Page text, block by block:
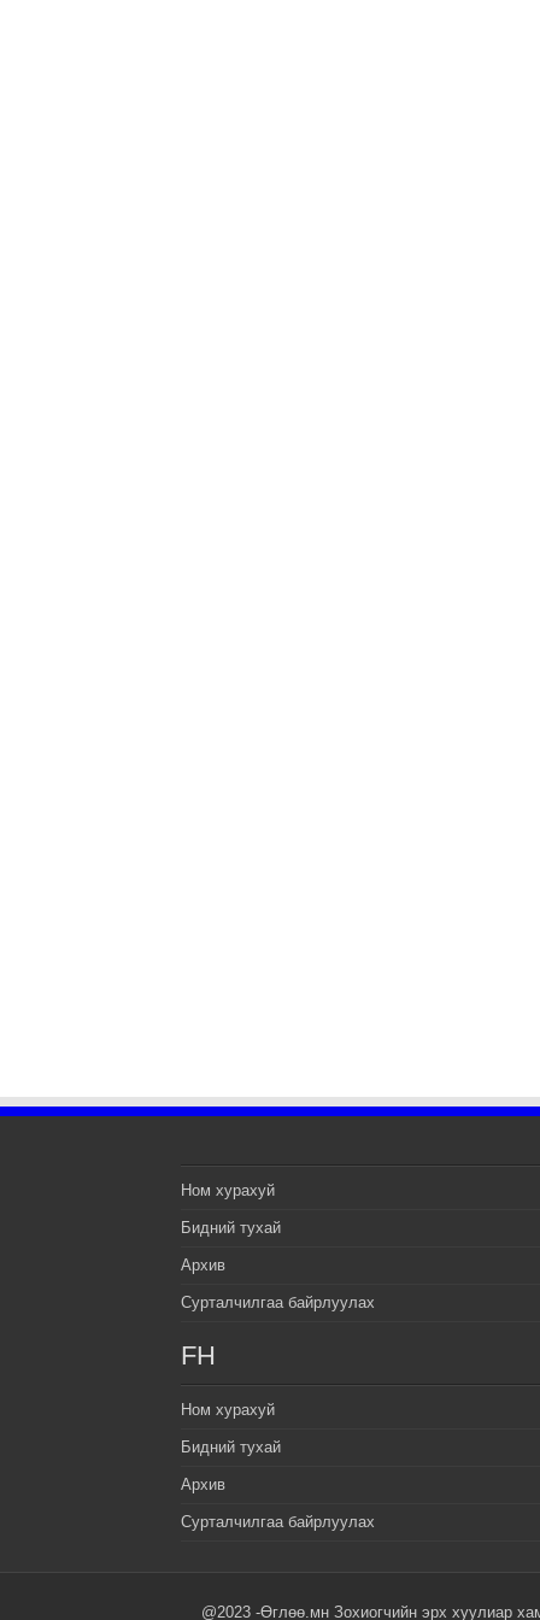
Ном хурахуй
Бидний тухай
Архив
Сурталчилгаа байрлуулах
FH
Ном хурахуй
Бидний тухай
Архив
Сурталчилгаа байрлуулах
@2023 -Өглөө.мн Зохиогчийн эрх хуулиар